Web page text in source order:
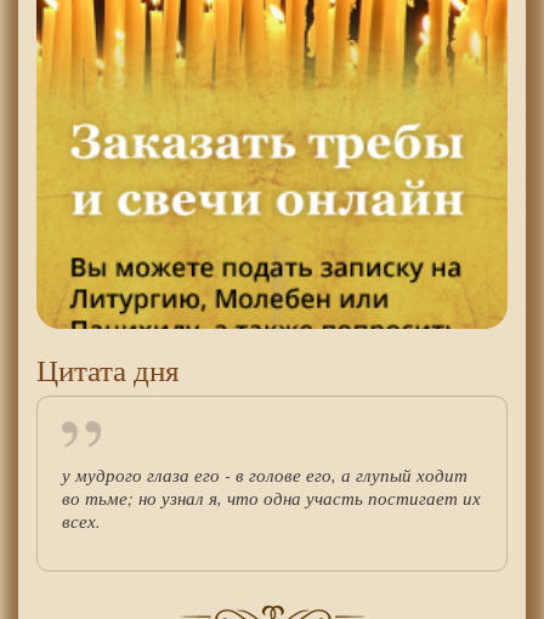
Цитата дня
у мудрого глаза его - в голове его, а глупый ходит
во тьме; но узнал я, что одна участь постигает их
всех.